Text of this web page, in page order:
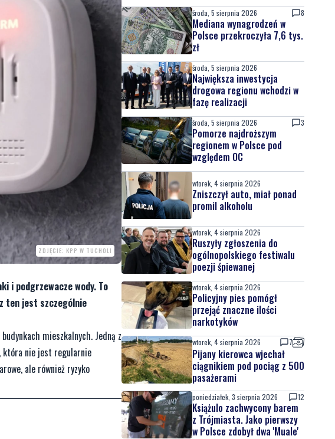
ZDJĘCIE: KPP W TUCHOLI
i podgrzewacze wody. To
ten jest szczególnie
mieszkalnych. Jedną z
która nie jest regularnie
ale również ryzyko
środa, 5 sierpnia 2026 8
Mediana wynagrodzeń w
Polsce przekroczyła 7,6 tys.
zł
środa, 5 sierpnia 2026
Największa inwestycja
drogowa regionu wchodzi w
fazę realizacji
środa, 5 sierpnia 2026 3
Pomorze najdroższym
regionem w Polsce pod
względem OC
wtorek, 4 sierpnia 2026
Zniszczył auto, miał ponad
promil alkoholu
wtorek, 4 sierpnia 2026
Ruszyły zgłoszenia do
ogólnopolskiego festiwalu
poezji śpiewanej
wtorek, 4 sierpnia 2026
Policyjny pies pomógł
przejąć znaczne ilości
narkotyków
wtorek, 4 sierpnia 2026 7
Pijany kierowca wjechał
ciągnikiem pod pociąg z 500
pasażerami
poniedziałek, 3 sierpnia 2026 12
Książulo zachwycony barem
z Trójmiasta. Jako pierwszy
w Polsce zdobył dwa 'Muale'